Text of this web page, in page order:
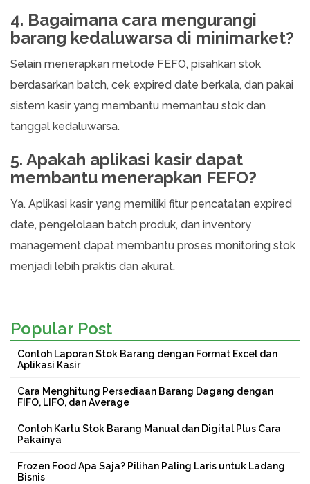
4. Bagaimana cara mengurangi
barang kedaluwarsa di minimarket?
Selain menerapkan metode FEFO, pisahkan stok
berdasarkan batch, cek expired date berkala, dan pakai
sistem kasir yang membantu memantau stok dan
tanggal kedaluwarsa.
5. Apakah aplikasi kasir dapat
membantu menerapkan FEFO?
Ya. Aplikasi kasir yang memiliki fitur pencatatan expired
date, pengelolaan batch produk, dan inventory
management dapat membantu proses monitoring stok
menjadi lebih praktis dan akurat.
Popular Post
Contoh Laporan Stok Barang dengan Format Excel dan
Aplikasi Kasir
Cara Menghitung Persediaan Barang Dagang dengan
FIFO, LIFO, dan Average
Contoh Kartu Stok Barang Manual dan Digital Plus Cara
Pakainya
Frozen Food Apa Saja? Pilihan Paling Laris untuk Ladang
Bisnis